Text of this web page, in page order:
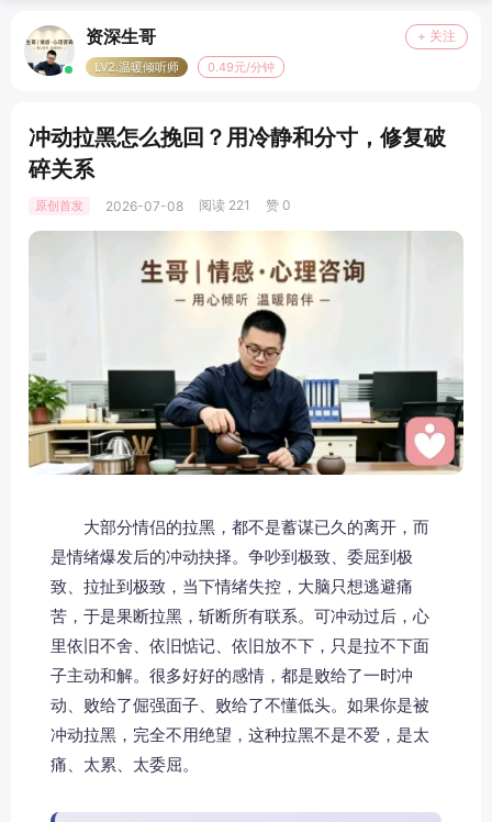
资深生哥 + 关注
LV2.温暖倾听师 0.49元/分钟
冲动拉黑怎么挽回？用冷静和分寸，修复破
碎关系
原创首发 2026-07-08 阅读 221 赞 0
大部分情侣的拉黑，都不是蓄谋已久的离开，而
是情绪爆发后的冲动抉择。争吵到极致、委屈到极
致、拉扯到极致，当下情绪失控，大脑只想逃避痛
苦，于是果断拉黑，斩断所有联系。可冲动过后，心
里依旧不舍、依旧惦记、依旧放不下，只是拉不下面
子主动和解。很多好好的感情，都是败给了一时冲
动、败给了倔强面子、败给了不懂低头。如果你是被
冲动拉黑，完全不用绝望，这种拉黑不是不爱，是太
痛、太累、太委屈。